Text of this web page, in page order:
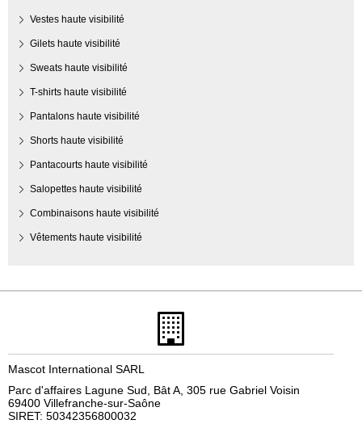
Vestes haute visibilité
Gilets haute visibilité
Sweats haute visibilité
T-shirts haute visibilité
Pantalons haute visibilité
Shorts haute visibilité
Pantacourts haute visibilité
Salopettes haute visibilité
Combinaisons haute visibilité
Vêtements haute visibilité
Mascot International SARL
Parc d'affaires Lagune Sud, Bât A, 305 rue Gabriel Voisin
69400 Villefranche-sur-Saône
SIRET: 50342356800032